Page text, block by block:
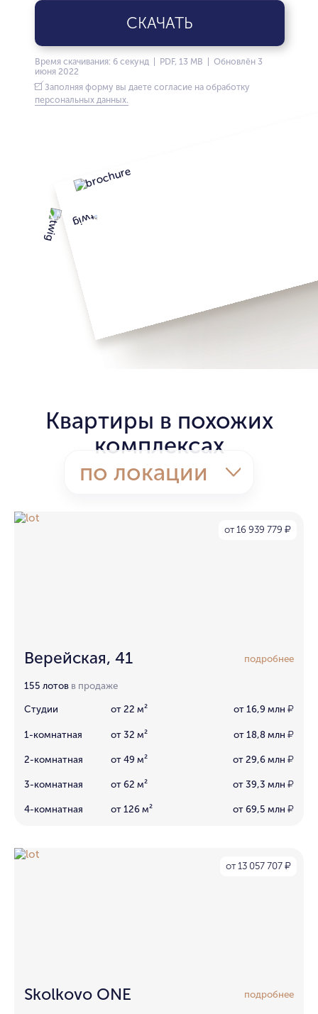
СКАЧАТЬ
Время скачивания: 6 секунд | PDF, 13 MB | Обновлён 3
июня 2022
Заполняя форму вы даете согласие на обработку
персональных данных.
Квартиры в похожих
комплексах
по локации
от 16 939 779 ₽
Верейская, 41 подробнее
155 лотов в продаже
Студии от 22 м² от 16,9 млн ₽
1-комнатная от 32 м² от 18,8 млн ₽
2-комнатная от 49 м² от 29,6 млн ₽
3-комнатная от 62 м² от 39,3 млн ₽
4-комнатная от 126 м² от 69,5 млн ₽
от 13 057 707 ₽
Skolkovo ONE подробнее